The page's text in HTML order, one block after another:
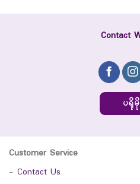
Contact
ပရို
Customer Service
- Contact Us